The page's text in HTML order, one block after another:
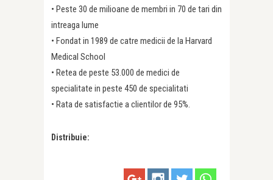
• Peste 30 de milioane de membri in 70 de tari din
intreaga lume
• Fondat in 1989 de catre medicii de la Harvard
Medical School
• Retea de peste 53.000 de medici de
specialitate in peste 450 de specialitati
• Rata de satisfactie a clientilor de 95%.
Distribuie: